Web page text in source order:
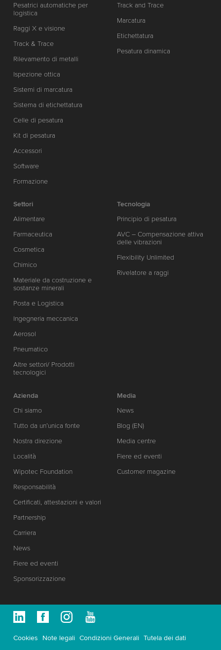
Pesatrici automatiche per
logistica
Raggi X e visione
Track & Trace
Rilevamento di metalli
Ispezione ottica
Sistemi di marcatura
Sistema di etichettatura
Celle di pesatura
Kit di pesatura
Accessori
Software
Formazione
Track and Trace
Marcatura
Etichettatura
Pesatura dinamica
Settori
Alimentare
Farmaceutica
Cosmetica
Chimico
Materiale da costruzione e
sostanze minerali
Posta e Logistica
Ingegneria meccanica
Aerosol
Pneumatico
Altre settori/ Prodotti
tecnologici
Tecnologia
Principio di pesatura
AVC – Compensazione attiva
delle vibrazioni
Flexibility Unlimited
Rivelatore a raggi
Azienda
Chi siamo
Tutto da un’unica fonte
Nostra direzione
Località
Wipotec Foundation
Responsabilità
Certificati, attestazioni e valori
Partnership
Carriera
News
Fiere ed eventi
Sponsorizzazione
Media
News
Blog (EN)
Media centre
Fiere ed eventi
Customer magazine
Cookies Note legali Condizioni Generali Tutela dei dati